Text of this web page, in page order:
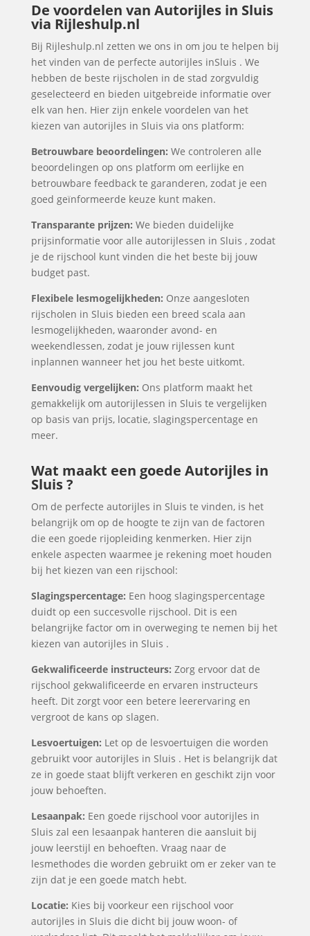
De voordelen van Autorijles in Sluis
via Rijleshulp.nl
Bij Rijleshulp.nl zetten we ons in om jou te helpen bij
het vinden van de perfecte autorijles inSluis . We
hebben de beste rijscholen in de stad zorgvuldig
geselecteerd en bieden uitgebreide informatie over
elk van hen. Hier zijn enkele voordelen van het
kiezen van autorijles in Sluis via ons platform:
Betrouwbare beoordelingen: We controleren alle
beoordelingen op ons platform om eerlijke en
betrouwbare feedback te garanderen, zodat je een
goed geïnformeerde keuze kunt maken.
Transparante prijzen: We bieden duidelijke
prijsinformatie voor alle autorijlessen in Sluis , zodat
je de rijschool kunt vinden die het beste bij jouw
budget past.
Flexibele lesmogelijkheden: Onze aangesloten
rijscholen in Sluis bieden een breed scala aan
lesmogelijkheden, waaronder avond- en
weekendlessen, zodat je jouw rijlessen kunt
inplannen wanneer het jou het beste uitkomt.
Eenvoudig vergelijken: Ons platform maakt het
gemakkelijk om autorijlessen in Sluis te vergelijken
op basis van prijs, locatie, slagingspercentage en
meer.
Wat maakt een goede Autorijles in
Sluis ?
Om de perfecte autorijles in Sluis te vinden, is het
belangrijk om op de hoogte te zijn van de factoren
die een goede rijopleiding kenmerken. Hier zijn
enkele aspecten waarmee je rekening moet houden
bij het kiezen van een rijschool:
Slagingspercentage: Een hoog slagingspercentage
duidt op een succesvolle rijschool. Dit is een
belangrijke factor om in overweging te nemen bij het
kiezen van autorijles in Sluis .
Gekwalificeerde instructeurs: Zorg ervoor dat de
rijschool gekwalificeerde en ervaren instructeurs
heeft. Dit zorgt voor een betere leerervaring en
vergroot de kans op slagen.
Lesvoertuigen: Let op de lesvoertuigen die worden
gebruikt voor autorijles in Sluis . Het is belangrijk dat
ze in goede staat blijft verkeren en geschikt zijn voor
jouw behoeften.
Lesaanpak: Een goede rijschool voor autorijles in
Sluis zal een lesaanpak hanteren die aansluit bij
jouw leerstijl en behoeften. Vraag naar de
lesmethodes die worden gebruikt om er zeker van te
zijn dat je een goede match hebt.
Locatie: Kies bij voorkeur een rijschool voor
autorijles in Sluis die dicht bij jouw woon- of